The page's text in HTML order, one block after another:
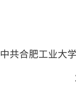
中共合肥工业大